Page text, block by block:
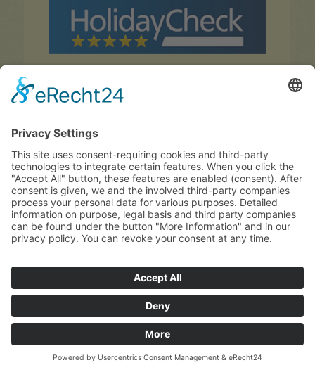
Meteo
Oggi Domani domenica
Mappa Booking